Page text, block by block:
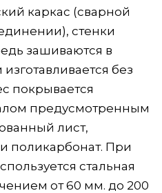
каркас (сварной
стенки
зашиваются в
без
покрывается
предусмотренным
лист,
поликарбонат. При
стальная
от 60 мм. до 200